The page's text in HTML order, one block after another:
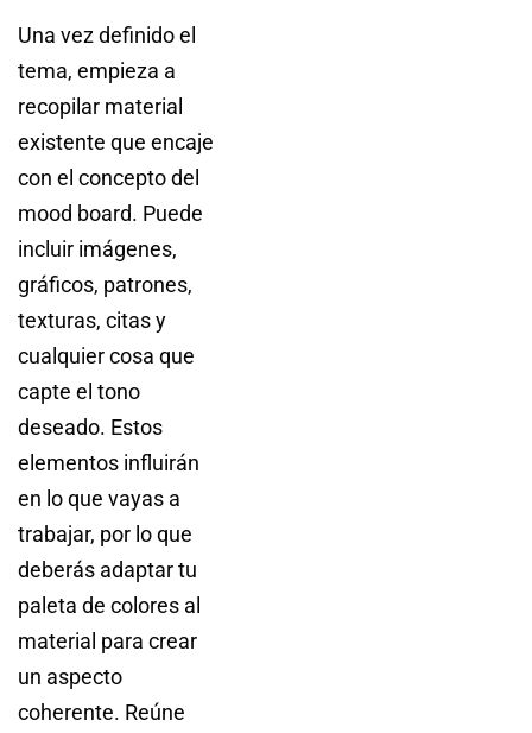
Una vez definido el
tema, empieza a
recopilar material
existente que encaje
con el concepto del
mood board. Puede
incluir imágenes,
gráficos, patrones,
texturas, citas y
cualquier cosa que
capte el tono
deseado. Estos
elementos influirán
en lo que vayas a
trabajar, por lo que
deberás adaptar tu
paleta de colores al
material para crear
un aspecto
coherente. Reúne